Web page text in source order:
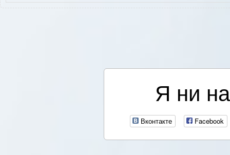
Я ни
Вконтакте Facebook